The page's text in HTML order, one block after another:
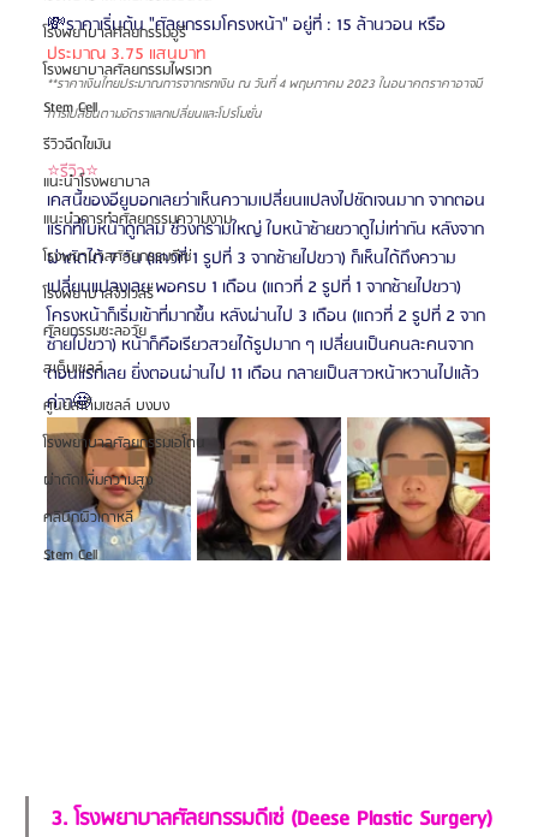
โรงพยาบาลศัลยกรรมอูรี
โรงพยาบาลศัลยกรรมไพรเวท
Stem Cell
รีวิวฉีดไขมัน
แนะนำโรงพยาบาล
แนะนำการทำศัลยกรรมความงาม
โรงพยาบาลศัลยกรรมดีเซ่
โรงพยาบาลจิวเวลรี่
ศัลยกรรมชะลอวัย
สเต็มเซลล์
ศูนย์สเต็มเซลล์ บงบง
โรงพยาบาลศัลยกรรมเอโตน
ผ่าตัดเพิ่มความสูง
คลินิกผิวเกาหลี
Stem Cell
💸ราคาเริ่มต้น "ศัลยกรรมโครงหน้า" อยู่ที่ : 15 ล้านวอน หรือ
ประมาณ 3.75 แสนบาท
**ราคาเงินไทยประมาณการจากเรทเงิน ณ วันที่ 4 พฤษภาคม 2023 ในอนาคตราคาอาจมี
การเปลี่ยนตามอัตราแลกเปลี่ยนและโปรโมชั่น
⭐รีวิว⭐
เคสนี้ของอียูบอกเลยว่าเห็นความเปลี่ยนแปลงไปชัดเจนมาก จากตอน
แรกที่ใบหน้าดูกลม ช่วงกรามใหญ่ ใบหน้าซ้ายขวาดูไม่เท่ากัน หลังจาก
ผ่าตัดได้ 7 วัน (แถวที่ 1 รูปที่ 3 จากซ้ายไปขวา) ก็เห็นได้ถึงความ
เปลี่ยนแปลงเลย พอครบ 1 เดือน (แถวที่ 2 รูปที่ 1 จากซ้ายไปขวา)
โครงหน้าก็เริ่มเข้าที่มากขึ้น หลังผ่านไป 3 เดือน (แถวที่ 2 รูปที่ 2 จาก
ซ้ายไปขวา) หน้าก็คือเรียวสวยได้รูปมาก ๆ เปลี่ยนเป็นคนละคนจาก
ตอนแรกเลย ยิ่งตอนผ่านไป 11 เดือน กลายเป็นสาวหน้าหวานไปแล้ว
ค่าา🤩
3. โรงพยาบาลศัลยกรรมดีเซ่ (Deese Plastic Surgery)